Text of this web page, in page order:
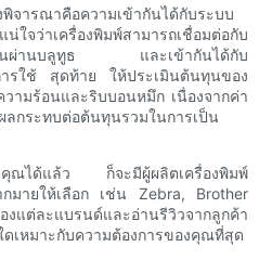
จารณาคือความเข้ากันได้กับระบบ
ใจว่าเครื่องพิมพ์สามารถเชื่อมต่อกับ
รื่นผ่านบลูทูธ และเข้ากันได้กับ
รใช้ สุดท้าย ให้ประเมินต้นทุนของ
ามร้อนและริบบอนหมึก เนื่องจากค่า
ลกระทบต่อต้นทุนรวมในการเป็น
งคุณได้แล้ว ก็จะมีผู้ผลิตเครื่องพิมพ์
กมายให้เลือก เช่น Zebra, Brother
แต่ละแบรนด์และอ่านรีวิวจากลูกค้า
ดเหมาะกับความต้องการของคุณที่สุด